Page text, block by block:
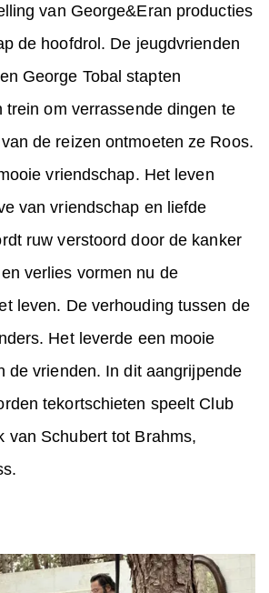
van George&Eran producties
de hoofdrol. De jeugdvrienden
George Tobal stapten
trein om verrassende dingen te
de reizen ontmoeten ze Roos.
vriendschap. Het leven
van vriendschap en liefde
ruw verstoord door de kanker
verlies vormen nu de
leven. De verhouding tussen de
Het leverde een mooie
de vrienden. In dit aangrijpende
tekortschieten speelt Club
van Schubert tot Brahms,